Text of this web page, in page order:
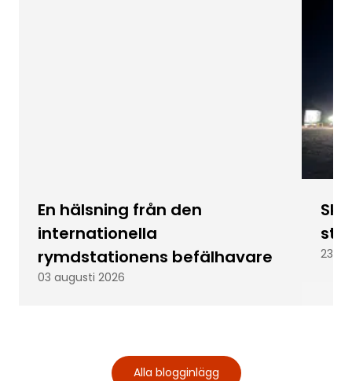
En hälsning från den
internationella
rymdstationens befälhavare
03 augusti 2026
23
Alla blogginlägg